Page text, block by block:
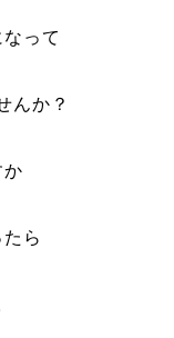
って
んか？
か
ら